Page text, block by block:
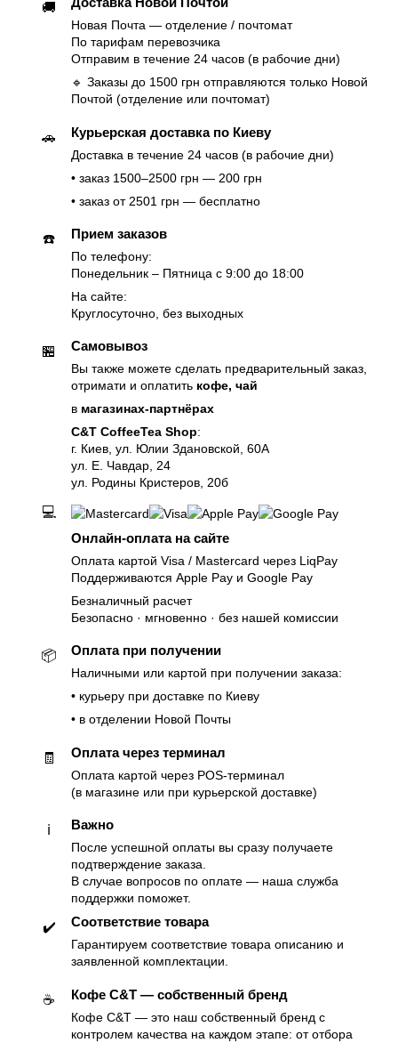
🚚
Новая Почта — отделение / почтомат
По тарифам перевозчика
Отправим в течение 24 часов (в рабочие дни)
🔹 Заказы до 1500 грн отправляются только Новой
Почтой (отделение или почтомат)
🚗 Курьерская доставка по Киеву
Доставка в течение 24 часов (в рабочие дни)
• заказ 1500–2500 грн — 200 грн
• заказ от 2501 грн — бесплатно
☎️ Прием заказов
По телефону:
Понедельник – Пятница с 9:00 до 18:00
На сайте:
Круглосуточно, без выходных
🏪 Самовывоз
Вы также можете сделать предварительный заказ,
отримати и оплатить кофе, чай
в магазинах-партнёрах
C&T CoffeeTea Shop:
г. Киев, ул. Юлии Здановской, 60А
ул. Е. Чавдар, 24
ул. Родины Кристеров, 20б
💻
Онлайн-оплата на сайте
Оплата картой Visa / Mastercard через LiqPay
Поддерживаются Apple Pay и Google Pay
Безналичный расчет
Безопасно · мгновенно · без нашей комиссии
📦 Оплата при получении
Наличными или картой при получении заказа:
• курьеру при доставке по Киеву
• в отделении Новой Почты
🧾 Оплата через терминал
Оплата картой через POS-терминал
(в магазине или при курьерской доставке)
ℹ️ Важно
После успешной оплаты вы сразу получаете
подтверждение заказа.
В случае вопросов по оплате — наша служба
поддержки поможет.
✔️ Соответствие товара
Гарантируем соответствие товара описанию и
заявленной комплектации.
☕️ Кофе C&T — собственный бренд
Кофе C&T — это наш собственный бренд с
контролем качества на каждом этапе: от отбора